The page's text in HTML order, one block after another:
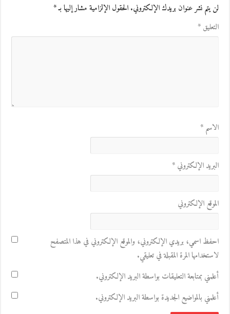
لن يتم نشر عنوان بريدك الإلكتروني.الحقول الإلزامية مشار إليها بـ*
التعليق*
الاسم*
البريد الإلكتروني*
الموقع الإلكتروني
احفظ اسمي، بريدي الإلكتروني، والموقع الإلكتروني في هذا المتصفح
لاستخدامها المرة المقبلة في تعليقي.
أعلمني بمتابعة التعليقات بواسطة البريد الإلكتروني.
أعلمني بالمواضيع الجديدة بواسطة البريد الإلكتروني.